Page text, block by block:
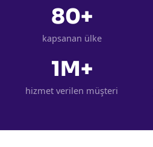
80+
kapsanan ülke
1M+
hizmet verilen müşteri